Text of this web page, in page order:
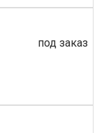
под заказ